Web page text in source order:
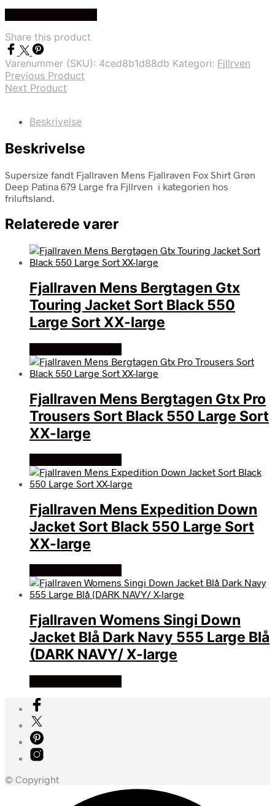
Share this product
Varenummer (SKU): 4ced8b1d88db Kategori: Fjllrven
Previous Product
Next Product
Beskrivelse
Beskrivelse
Supersize fandt Fjallraven Mens Fjallraven Fox Shirt Grøn
Deep Patina 679 Large fra Fjllrven i kategorien hos
friluftsland.
Relaterede varer
Fjallraven Mens Bergtagen Gtx
Touring Jacket Sort Black 550
Large Sort XX-large
Fjallraven Mens Bergtagen Gtx Pro
Trousers Sort Black 550 Large Sort
XX-large
Fjallraven Mens Expedition Down
Jacket Sort Black 550 Large Sort
XX-large
Fjallraven Womens Singi Down
Jacket Blå Dark Navy 555 Large Blå
(DARK NAVY/ X-large
© Copyright